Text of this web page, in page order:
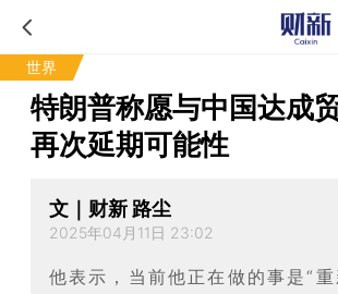
世界
特朗普称愿与中国达成
再次延期可能性
文｜财新 路尘
2025年04月11日 23:02
他表示，当前他正在做的事是“